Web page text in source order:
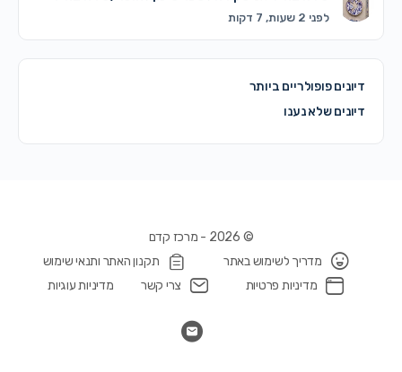
לפני 2 שעות, 7 דקות
דיונים פופולריים ביותר
דיונים שלא נענו
© 2026 - מרכז קדם
מדריך לשימוש באתר
תקנון האתר ותנאי שימוש
מדיניות פרטיות
צרי קשר מדיניות עוגיות